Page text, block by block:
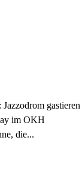
gastieren
im OKH
die...